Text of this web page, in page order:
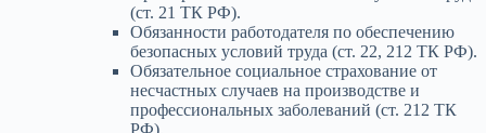
(ст. 21 ТК РФ).
Обязанности работодателя по обеспечению
безопасных условий труда (ст. 22, 212 ТК РФ).
Обязательное социальное страхование от
несчастных случаев на производстве и
профессиональных заболеваний (ст. 212 ТК
РФ).